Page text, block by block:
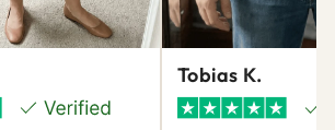
Tobias K.